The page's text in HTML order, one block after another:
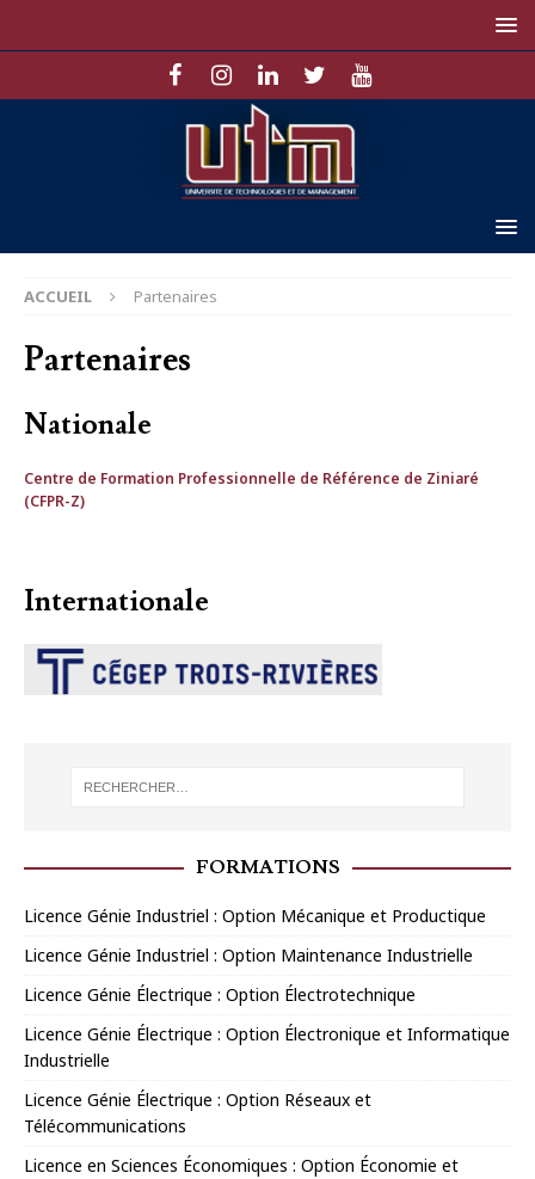
ACCUEIL Partenaires
Partenaires
Nationale
Centre de Formation Professionnelle de Référence de Ziniaré
(CFPR-Z)
Internationale
FORMATIONS
Licence Génie Industriel : Option Mécanique et Productique
Licence Génie Industriel : Option Maintenance Industrielle
Licence Génie Électrique : Option Électrotechnique
Licence Génie Électrique : Option Électronique et Informatique
Industrielle
Licence Génie Électrique : Option Réseaux et
Télécommunications
Licence en Sciences Économiques : Option Économie et